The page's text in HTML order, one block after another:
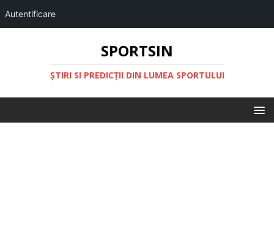
Autentificare
SPORTSIN
ŞTIRI SI PREDICŢII DIN LUMEA SPORTULUI